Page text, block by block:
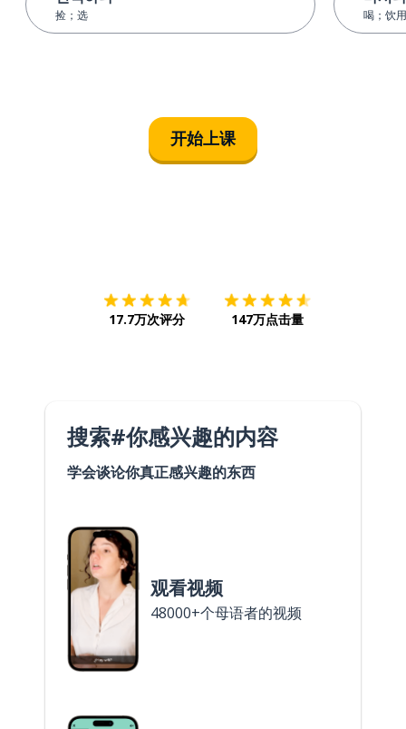
捡；选 喝；饮用
开始上课
17.7万次评分 147万点击量
搜索#你感兴趣的内容
学会谈论你真正感兴趣的东西
观看视频
48000+个母语者的视频